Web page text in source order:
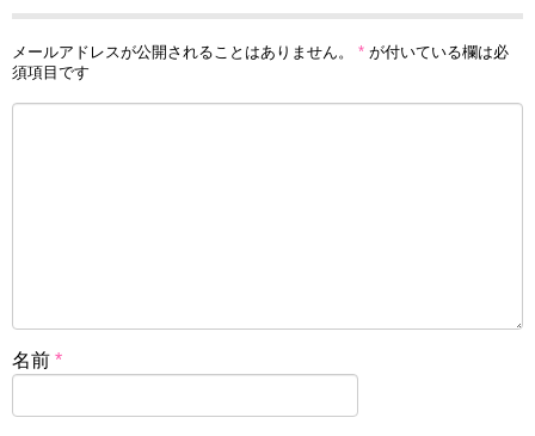
メールアドレスが公開されることはありません。 * が付いている欄は必
須項目です
名前 *